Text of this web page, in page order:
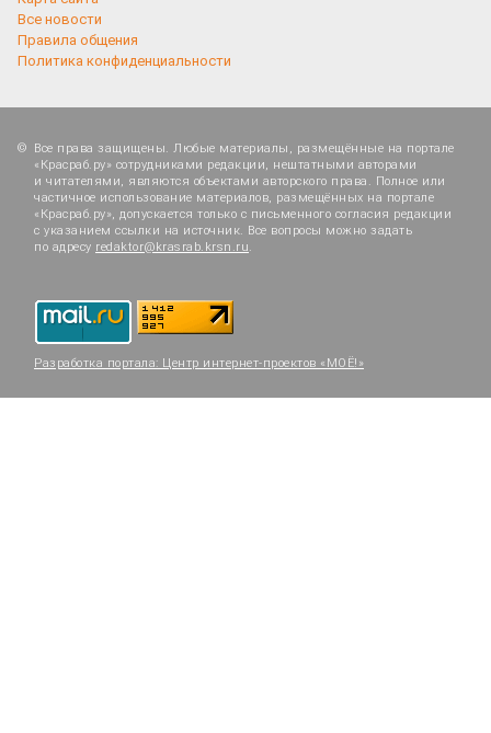
Все новости
Правила общения
Политика конфиденциальности
Все права защищены. Любые материалы, размещённые на портале
«Красраб.ру» сотрудниками редакции, нештатными авторами
и читателями, являются объектами авторского права. Полное или
частичное использование материалов, размещённых на портале
«Красраб.ру», допускается только с письменного согласия редакции
с указанием ссылки на источник. Все вопросы можно задать
по адресу redaktor@krasrab.krsn.ru.
Разработка портала: Центр интернет-проектов «МОЁ!»